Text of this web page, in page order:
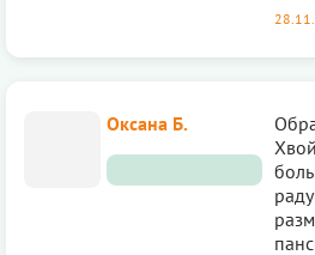
Оксана Б.